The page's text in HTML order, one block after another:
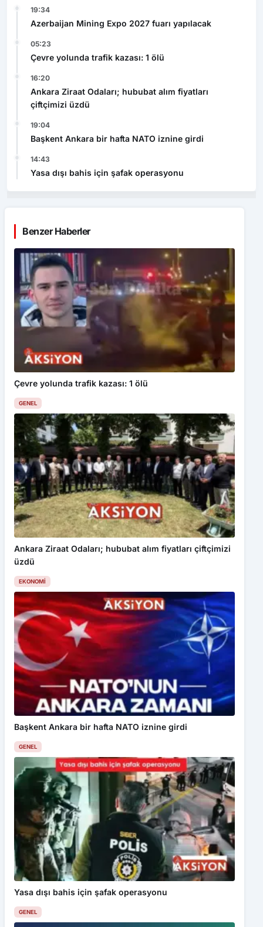
19:34
Azerbaijan Mining Expo 2027 fuarı yapılacak
05:23
Çevre yolunda trafik kazası: 1 ölü
16:20
Ankara Ziraat Odaları; hububat alım fiyatları
çiftçimizi üzdü
19:04
Başkent Ankara bir hafta NATO iznine girdi
14:43
Yasa dışı bahis için şafak operasyonu
Benzer Haberler
Çevre yolunda trafik kazası: 1 ölü
GENEL
Ankara Ziraat Odaları; hububat alım fiyatları çiftçimizi
üzdü
EKONOMI
Başkent Ankara bir hafta NATO iznine girdi
GENEL
Yasa dışı bahis için şafak operasyonu
GENEL